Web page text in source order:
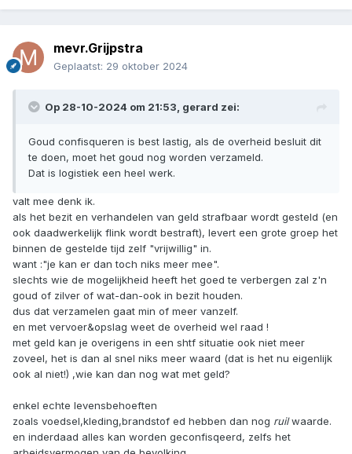
mevr.Grijpstra
Geplaatst: 29 oktober 2024
Op 28-10-2024 om 21:53, gerard zei:
Goud confisqueren is best lastig, als de overheid besluit dit
te doen, moet het goud nog worden verzameld.
Dat is logistiek een heel werk.
valt mee denk ik.
als het bezit en verhandelen van geld strafbaar wordt gesteld (en
ook daadwerkelijk flink wordt bestraft), levert een grote groep het
binnen de gestelde tijd zelf "vrijwillig" in.
want :"je kan er dan toch niks meer mee".
slechts wie de mogelijkheid heeft het goed te verbergen zal z'n
goud of zilver of wat-dan-ook in bezit houden.
dus dat verzamelen gaat min of meer vanzelf.
en met vervoer&opslag weet de overheid wel raad !
met geld kan je overigens in een shtf situatie ook niet meer
zoveel, het is dan al snel niks meer waard (dat is het nu eigenlijk
ook al niet!) ,wie kan dan nog wat met geld?
enkel echte levensbehoeften
zoals voedsel,kleding,brandstof ed hebben dan nog ruilwaarde.
en inderdaad alles kan worden geconfisqeerd, zelfs het